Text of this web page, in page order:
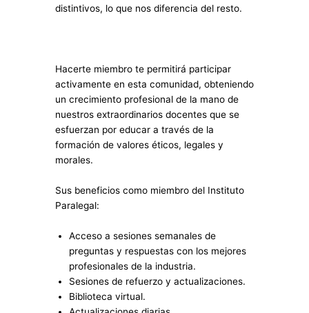
distintivos, lo que nos diferencia del resto.
Hacerte miembro te permitirá participar
activamente en esta comunidad, obteniendo
un crecimiento profesional de la mano de
nuestros extraordinarios docentes que se
esfuerzan por educar a través de la
formación de valores éticos, legales y
morales.
Sus beneficios como miembro del Instituto
Paralegal:
Acceso a sesiones semanales de
preguntas y respuestas con los mejores
profesionales de la industria.
Sesiones de refuerzo y actualizaciones.
Biblioteca virtual.